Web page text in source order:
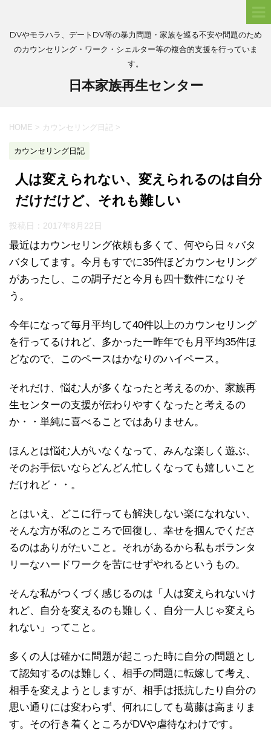
DVやモラハラ、デートDV等の暴力問題・家族を巡る不安や問題のため
のカウンセリング・ワーク・シェルター等の複合的支援を行っていま
す。
日本家族再生センター
HOME > カウンセリング日記 >
カウンセリング日記
人は変えられない、変えられるのは自分
だけだけど、それも難しい
投稿日： 2017年8月22日
最近はカウンセリング依頼も多くて、何やら日々バタ
バタしてます。今月もすでに35件ほどカウンセリング
があったし、この調子だと今月も四十数件になりそ
う。
今年になって毎月平均して40件以上のカウンセリング
を行ってるけれど、多かった一昨年でも月平均35件ほ
どなので、このペースはかなりのハイペース。
それだけ、悩む人が多くなったと考えるのか、家族再
生センターの支援が伝わりやすくなったと考えるの
か・・単純に喜べることではありません。
ほんとは悩む人がいなくなって、みんな楽しく遊ぶ、
そのお手伝いならどんどん忙しくなっても嬉しいこと
だけれど・・。
とはいえ、どこに行っても解決しない楽になれない、
そんな方が私のところで回復し、幸せを掴んでくださ
るのはありがたいこと。それがあるから私もボランタ
リーなハードワークを苦にせずやれるというもの。
そんな私がつくづく感じるのは「人は変えられないけ
れど、自分を変えるのも難しく、自分一人じゃ変えら
れない」ってこと。
多くの人は確かに問題が起こった時に自分の問題とし
て認知するのは難しく、相手の問題に転嫁して考え、
相手を変えようとしますが、相手は抵抗したり自分の
思い通りには変わらず、何れにしても葛藤は高まりま
す。その行き着くところがDVや虐待なわけです。